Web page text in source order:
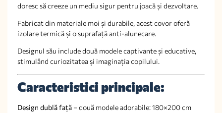
doresc să creeze un mediu sigur pentru joacă și dezvoltare.
Fabricat din materiale moi și durabile, acest covor oferă
izolare termică și o suprafață anti-alunecare.
Designul său include două modele captivante și educative,
stimulând curiozitatea și imaginația copilului.
Caracteristici principale:
Design dublă față – două modele adorabile: 180×200 cm